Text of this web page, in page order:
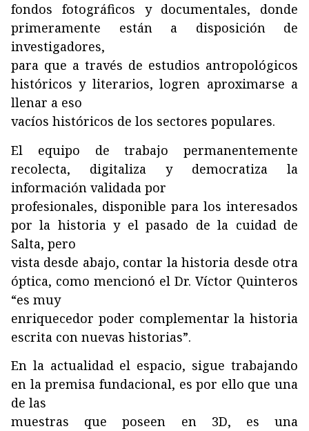
fondos fotográficos y documentales, donde
primeramente están a disposición de
investigadores,
para que a través de estudios antropológicos
históricos y literarios, logren aproximarse a
llenar a eso
vacíos históricos de los sectores populares.
El equipo de trabajo permanentemente
recolecta, digitaliza y democratiza la
información validada por
profesionales, disponible para los interesados
por la historia y el pasado de la cuidad de
Salta, pero
vista desde abajo, contar la historia desde otra
óptica, como mencionó el Dr. Víctor Quinteros
“es muy
enriquecedor poder complementar la historia
escrita con nuevas historias”.
En la actualidad el espacio, sigue trabajando
en la premisa fundacional, es por ello que una
de las
muestras que poseen en 3D, es una